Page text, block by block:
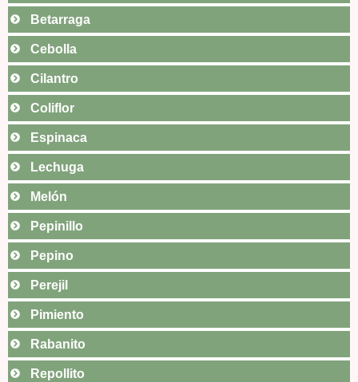
Betarraga
Cebolla
Cilantro
Coliflor
Espinaca
Lechuga
Melón
Pepinillo
Pepino
Perejil
Pimiento
Rabanito
Repollito